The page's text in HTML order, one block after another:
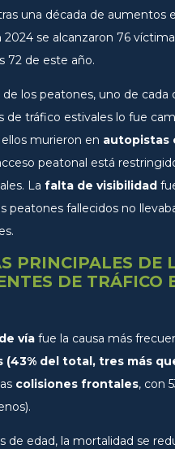
una década de aumentos
2024 se alcanzaron 76
72 de este año.
de los peatones, uno de cada
de tráfico estivales lo fue
murieron en autopistas
peatonal está
La falta de visibilidad
peatones fallecidos no
PRINCIPALES DE
DE TRÁFICO
vía fue la causa más
(43% del total, tres más
colisiones frontales, con
de edad, la mortalidad se